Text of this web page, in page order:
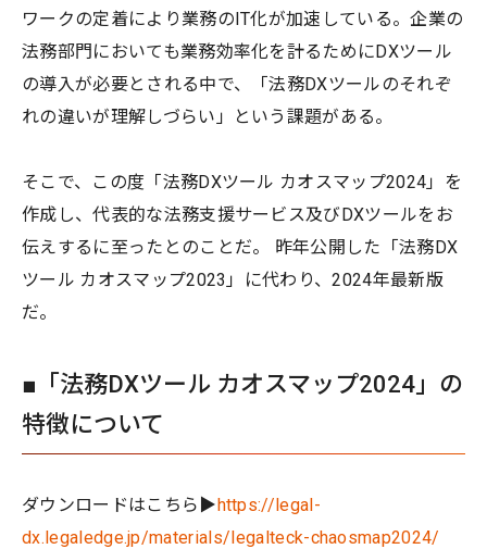
ワークの定着により業務のIT化が加速している。企業の
法務部門においても業務効率化を計るためにDXツール
の導入が必要とされる中で、「法務DXツールのそれぞ
れの違いが理解しづらい」という課題がある。
そこで、この度「法務DXツール カオスマップ2024」を
作成し、代表的な法務支援サービス及びDXツールをお
伝えするに至ったとのことだ。 昨年公開した「法務DX
ツール カオスマップ2023」に代わり、2024年最新版
だ。
■「法務DXツール カオスマップ2024」の
特徴について
ダウンロードはこちら▶https://legal-
dx.legaledge.jp/materials/legalteck-chaosmap2024/